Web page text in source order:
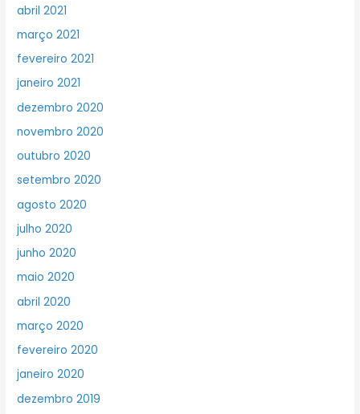
abril 2021
março 2021
fevereiro 2021
janeiro 2021
dezembro 2020
novembro 2020
outubro 2020
setembro 2020
agosto 2020
julho 2020
junho 2020
maio 2020
abril 2020
março 2020
fevereiro 2020
janeiro 2020
dezembro 2019